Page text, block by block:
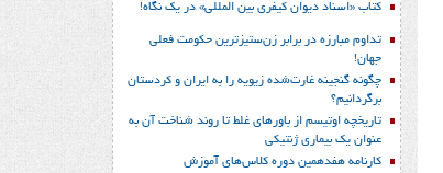
کتاب «اسناد دیوان کیفری بین المللی» در یک نگاه!
تداوم مبارزه در برابر زن‌ستیزترین حکومت فعلی
جهان!
چگونه گنجینه غارت‌شده زیویه را به ایران و کردستان
برگردانیم؟
تاریخچه اوتیسم از باورهای غلط تا روند شناخت آن به
عنوان یک بیماری ژنتیکی
کارنامه هفدهمین دوره کلاس‌های آموزش